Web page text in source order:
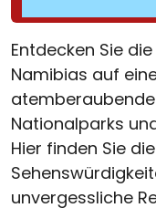
Entdecken Sie
Namibias auf
Nationalparks
Hier finden Sie
unvergessliche